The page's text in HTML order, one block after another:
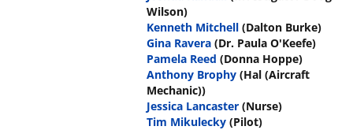
Wilson)
Kenneth Mitchell (Dalton Burke)
Gina Ravera (Dr. Paula O'Keefe)
Pamela Reed (Donna Hoppe)
Anthony Brophy (Hal (Aircraft
Mechanic))
Jessica Lancaster (Nurse)
Tim Mikulecky (Pilot)